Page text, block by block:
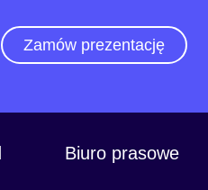
Zamów prezentację
Biuro prasowe